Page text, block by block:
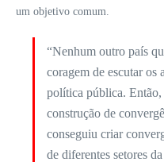
um objetivo comum.
“Nenhum outro país
coragem de escutar os
política pública. Então,
construção de
conseguiu criar
de diferentes setores